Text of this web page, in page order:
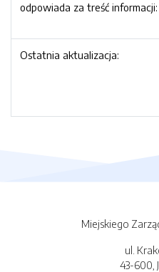
odpowiada za treść informacji:
Ostatnia aktualizacja:
Miejskiego
ul.
43-600,